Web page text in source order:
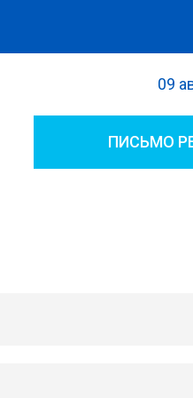
Форма поиска
09
ПИСЬМО